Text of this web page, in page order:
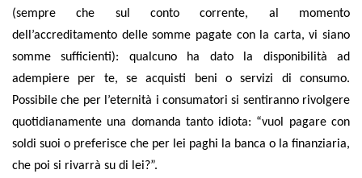
(sempre che sul conto corrente, al momento
dell’accreditamento delle somme pagate con la carta, vi siano
somme sufficienti): qualcuno ha dato la disponibilità ad
adempiere per te, se acquisti beni o servizi di consumo.
Possibile che per l’eternità i consumatori si sentiranno rivolgere
quotidianamente una domanda tanto idiota: “vuol pagare con
soldi suoi o preferisce che per lei paghi la banca o la finanziaria,
che poi si rivarrà su di lei?”.